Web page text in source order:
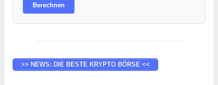
Berechnen
>> NEWS: DIE BESTE KRYPTO BÖRSE <<